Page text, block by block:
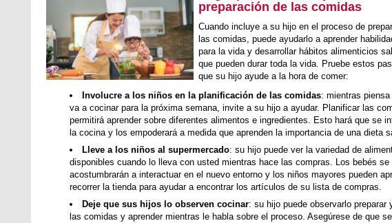
preparación de las comidas
Cuando incluye a su hijo en el proceso de
las comidas, puede ayudarlo a aprender
para la vida y desarrollar hábitos alimenticios
que pueden durar toda la vida. Pruebe estos
que su hijo ayude a la hora de comer:
Involucre a los niños en la planificación de las comidas: mientras piensa
va a cocinar para la próxima semana, invite a su hijo a ayudar. Planificar las
permitirá aprender sobre diferentes alimentos e ingredientes. Esto hará que se
la cocina y los empoderará a medida que aprenden la importancia de una dieta
Lleve a los niños al supermercado: su hijo puede ver la variedad de
disponibles cuando lo lleva con usted mientras hace las compras. Los bebés se
acostumbrarán a interactuar en el nuevo entorno y los niños mayores pueden
recorrer la tienda para ayudar a encontrar los artículos de su lista de compras.
Deje que sus hijos lo observen cocinar: su hijo puede observarlo preparar
las comidas y aprender mientras le habla sobre el proceso. Asegúrese de que